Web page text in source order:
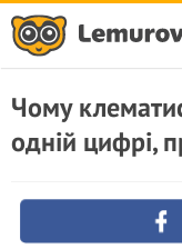
Чому
одній цифрі,